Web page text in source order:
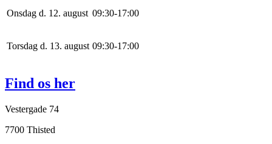
Onsdag d. 12. august 09:30-17:00
Torsdag d. 13. august 09:30-17:00
Find os her
Vestergade 74
7700 Thisted